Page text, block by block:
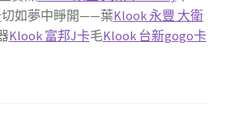
切如夢中睜開——葉Klook 永豐 大衛
Klook 富邦J卡毛Klook 台新gogo卡